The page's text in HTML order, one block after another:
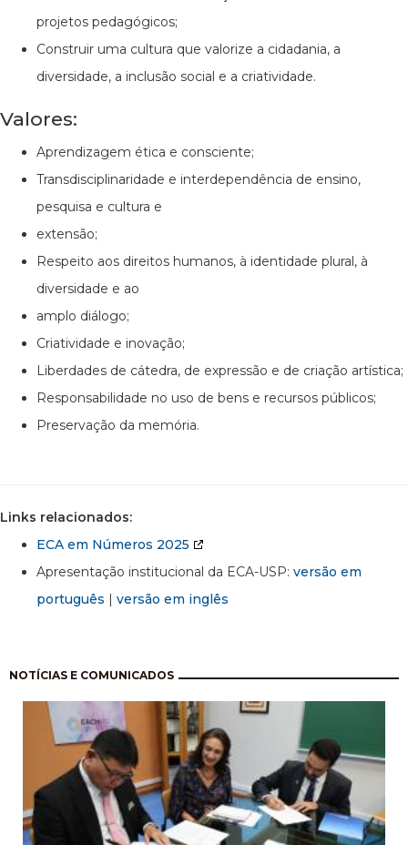
projetos pedagógicos;
Construir uma cultura que valorize a cidadania, a
diversidade, a inclusão social e a criatividade.
Valores:
Aprendizagem ética e consciente;
Transdisciplinaridade e interdependência de ensino,
pesquisa e cultura e
extensão;
Respeito aos direitos humanos, à identidade plural, à
diversidade e ao
amplo diálogo;
Criatividade e inovação;
Liberdades de cátedra, de expressão e de criação artística;
Responsabilidade no uso de bens e recursos públicos;
Preservação da memória.
Links relacionados:
ECA em Números 2025
Apresentação institucional da ECA-USP: versão em
português | versão em inglês
NOTÍCIAS E COMUNICADOS
Paginação